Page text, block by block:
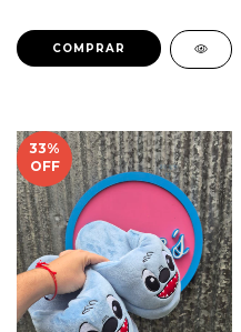
COMPRAR
33%
OFF